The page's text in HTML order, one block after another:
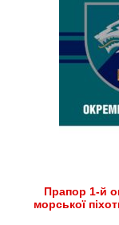
Прапор 1-й
морської